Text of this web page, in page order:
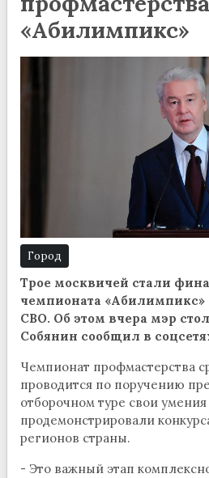
«Абилимпикс»
Город
Трое москвичей стали
чемпионата «Абилимпикс»
СВО. Об этом вчера мэр
Собянин сообщил в
Чемпионат профмастерства
проводится по поручению
отборочном туре свои умения
продемонстрировали
регионов страны.
- Это важный этап